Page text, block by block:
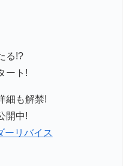
る!?
ート!
細も解禁!
開中!
ーリバイス